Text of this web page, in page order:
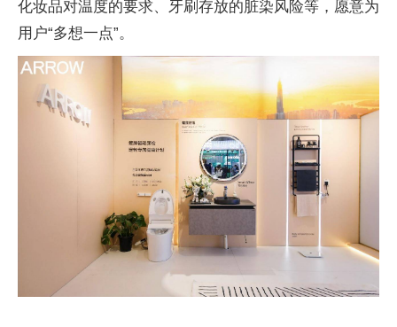
化妆品对温度的要求、牙刷存放的脏染风险等，愿意为
用户“多想一点”。